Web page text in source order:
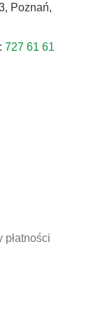
Poznań,
727 61 61
płatności